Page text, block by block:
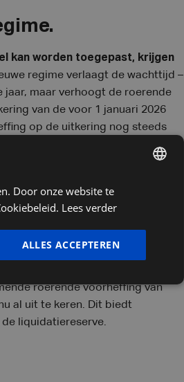
kan worden toegepast, krijgen
regime verlaagt de wachttijd –
jaar, maar verhoogt de roerende
van de voor 1 januari 2026
op de uitkering nog steeds
drie jaar en bedraagt de
Dit betekent een lichte
belastingheffing op
voorheffing.
roerende voorheffing van
al uit te keren. Dit biedt
liquidatiereserve.
Door onze website te
Lees verder
ALLES ACCEPTEREN